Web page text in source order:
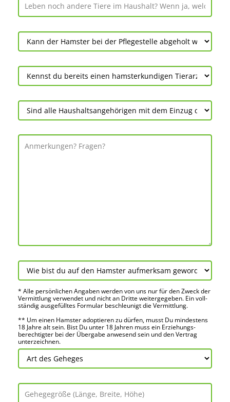
* Alle persön­lichen Angaben werden von uns nur für den Zweck der
Vermitt­lung verwendet und nicht an Dritte weiter­gegeben. Ein voll­
ständig ausge­fülltes Formular beschleu­nigt die Vermitt­lung.
** Um einen Hamster adoptieren zu dürfen, musst Du mindes­tens
18 Jahre alt sein. Bist Du unter 18 Jahren muss ein Erziehungs­
berechtigter bei der Über­gabe anwes­end sein und den Vertrag
unter­zeichnen.